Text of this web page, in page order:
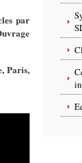
par
Paris,